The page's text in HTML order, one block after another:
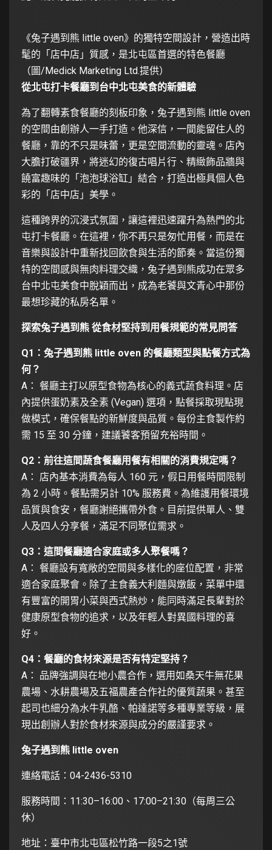
《兔子遇到熊 little oven》的獨特空間設計，營造出時
髦的「店中店」質感，是北屯區首選的特色餐廳
（圖/Medick Marketing Ltd.提供）
從北屯打卡餐廳到台中北屯美食的新體驗
為了翻轉素食餐廳的刻板印象，兔子遇到熊 little oven
的空間由創辦人一手打造。他深信，一間能留住人的
餐廳，靠的不只是味蕾，更是空間流動的靈魂。店內
大膽打破疆界，將迷幻的復古唱片行、精緻飾品牆與
饒富趣味的「泡泡球浴缸」結合，打造出極具個人色
彩的「店中店」美學。
這種跨界的沉浸式氛圍，讓這裡迅速躍升為熱門的北
屯打卡餐廳。在這裡，你不再只是匆忙用餐，而是在
音樂與設計中重新找回飲食與生活的節奏。當這份獨
特的空間感與無肉料理交織，兔子遇到熊成功在眾多
台中北屯美食中脫穎而出，成為老饕與文青心中那份
最想珍藏的私房名單。
探索兔子遇到熊 從食材堅持到用餐規範的常見問答
Q1：兔子遇到熊 little oven 的餐廳類型與點餐方式為
何？
A： 餐廳主打以原型食物為核心的義式蔬食料理。店
內提供蛋奶素及全素 (Vegan) 選項，點餐採取現點現
做模式，確保餐點的新鮮度與品質。每份主食製作約
需 15 至 30 分鐘，建議饕客預留充裕時間。
Q2：前往這間蔬食餐廳用餐有相關的消費規定嗎？
A： 店內基本消費為每人 160 元，假日用餐時間限制
為 2 小時。餐點需另計 10% 服務費。為維護用餐環境
品質與食安，餐廳謝絕攜帶外食。目前提供單人、雙
人及四人分享餐，滿足不同聚位需求。
Q3：這間餐廳適合家庭或多人聚餐嗎？
A： 餐廳設有寬敞的空間與多樣化的座位配置，非常
適合家庭聚會。除了主食義大利麵與燉飯，菜單中還
有豐富的開胃小菜與西式熱炒，能同時滿足長輩對於
健康原型食物的追求，以及年輕人對異國料理的喜
好。
Q4：餐廳的食材來源是否有特定堅持？
A： 品牌強調與在地小農合作，選用如桑天牛無花果
農場、水耕農場及五福農產合作社的優質蔬果。甚至
起司也細分為水牛乳酪、帕達諾等多種專業等級，展
現出創辦人對於食材來源與成分的嚴謹要求。
兔子遇到熊 little oven
連絡電話：04-2436-5310
服務時間：11:30–16:00、17:00–21:30（每周三公
休）
地址：臺中市北屯區松竹路一段5之1號